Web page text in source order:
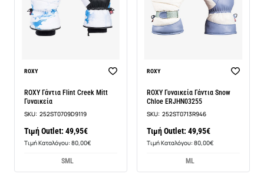
ROXY
ROXY Γάντια Flint Creek Mitt
Γυναικεία
SKU: 252ST0709D9119
Τιμή Outlet: 49,95€
Τιμή Καταλόγου: 80,00€
SM L
ROXY
ROXY Γυναικεία Γάντια Snow
Chloe ERJHN03255
SKU: 252ST0713R946
Τιμή Outlet: 49,95€
Τιμή Καταλόγου: 80,00€
M L